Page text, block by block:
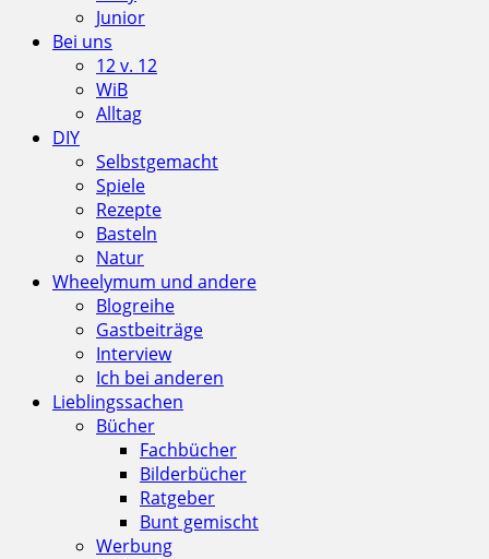
Junior
Bei uns
12 v. 12
WiB
Alltag
DIY
Selbstgemacht
Spiele
Rezepte
Basteln
Natur
Wheelymum und andere
Blogreihe
Gastbeiträge
Interview
Ich bei anderen
Lieblingssachen
Bücher
Fachbücher
Bilderbücher
Ratgeber
Bunt gemischt
Werbung